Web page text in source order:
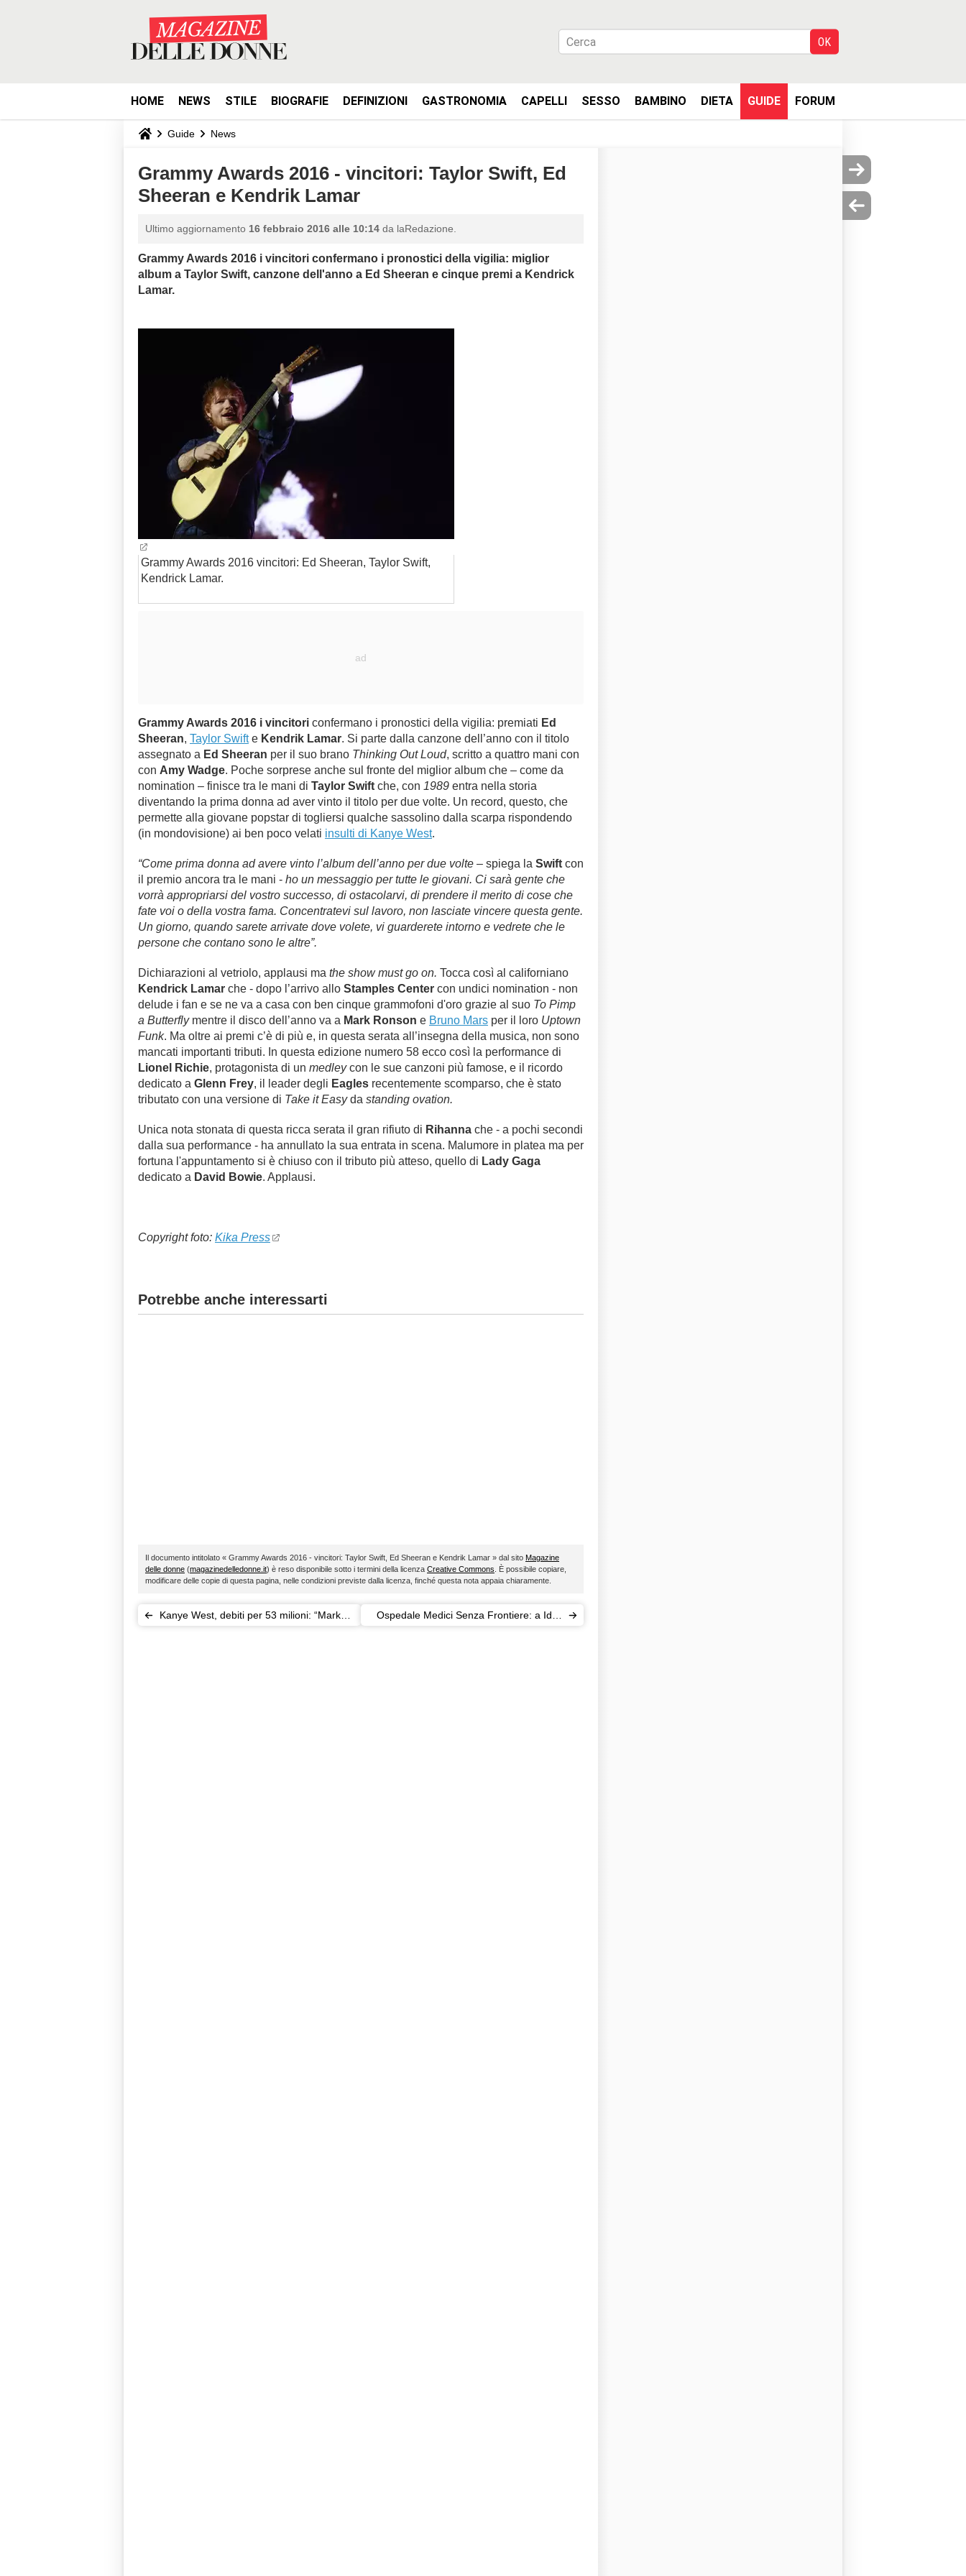
HOME NEWS STILE BIOGRAFIE DEFINIZIONI GASTRONOMIA CAPELLI SESSO BAMBINO DIETA GUIDE FORUM
Guide News
Grammy Awards 2016 - vincitori: Taylor Swift, Ed
Sheeran e Kendrik Lamar
Ultimo aggiornamento 16 febbraio 2016 alle 10:14 da laRedazione.
Grammy Awards 2016 i vincitori confermano i pronostici della vigilia: miglior
album a Taylor Swift, canzone dell'anno a Ed Sheeran e cinque premi a Kendrick
Lamar.
Grammy Awards 2016 vincitori: Ed Sheeran, Taylor Swift,
Kendrick Lamar.
Grammy Awards 2016 i vincitori confermano i pronostici della vigilia: premiati Ed
Sheeran, Taylor Swifte Kendrik Lamar. Si parte dalla canzone dell’anno con il titolo
assegnato a Ed Sheeran per il suo brano Thinking Out Loud, scritto a quattro mani con
con Amy Wadge. Poche sorprese anche sul fronte del miglior album che – come da
nomination – finisce tra le mani di Taylor Swift che, con 1989 entra nella storia
diventando la prima donna ad aver vinto il titolo per due volte. Un record, questo, che
permette alla giovane popstar di togliersi qualche sassolino dalla scarpa rispondendo
(in mondovisione) ai ben poco velati insulti di Kanye West.
“Come prima donna ad avere vinto l’album dell’anno per due volte – spiega la Swift con
il premio ancora tra le mani - ho un messaggio per tutte le giovani. Ci sarà gente che
vorrà appropriarsi del vostro successo, di ostacolarvi, di prendere il merito di cose che
fate voi o della vostra fama. Concentratevi sul lavoro, non lasciate vincere questa gente.
Un giorno, quando sarete arrivate dove volete, vi guarderete intorno e vedrete che le
persone che contano sono le altre”.
Dichiarazioni al vetriolo, applausi ma the show must go on. Tocca così al californiano
Kendrick Lamar che - dopo l’arrivo allo Stamples Center con undici nomination - non
delude i fan e se ne va a casa con ben cinque grammofoni d'oro grazie al suo To Pimp
a Butterflymentre il disco dell’anno va a Mark Ronson e Bruno Mars per il loro Uptown
Funk. Ma oltre ai premi c’è di più e, in questa serata all’insegna della musica, non sono
mancati importanti tributi. In questa edizione numero 58 ecco così la performance di
Lionel Richie, protagonista di un medleycon le sue canzoni più famose, e il ricordo
dedicato a Glenn Frey, il leader degli Eagles recentemente scomparso, che è stato
tributato con una versione di Take it Easyda standing ovation.
Unica nota stonata di questa ricca serata il gran rifiuto di Rihanna che - a pochi secondi
dalla sua performance - ha annullato la sua entrata in scena. Malumore in platea ma per
fortuna l'appuntamento si è chiuso con il tributo più atteso, quello di Lady Gaga
dedicato a David Bowie. Applausi.
Copyright foto: Kika Press
Potrebbe anche interessarti
Il documento intitolato « Grammy Awards 2016 - vincitori: Taylor Swift, Ed Sheeran e Kendrik Lamar » dal sito Magazine
delle donne (magazinedelledonne.it) è reso disponibile sotto i termini della licenza Creative Commons . È possibile copiare,
modificare delle copie di questa pagina, nelle condizioni previste dalla licenza, finché questa nota appaia chiaramente.
Kanye West, debiti per 53 milioni: “Mark
Ospedale Medici Senza Frontiere: a Idbil